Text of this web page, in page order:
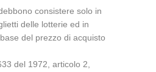
consistere solo in
delle lotterie ed in
del prezzo di acquisto
del 1972, articolo 2,